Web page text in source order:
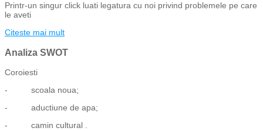
Printr-un singur click luati legatura cu noi privind problemele pe care
le aveti
Citeste mai mult
Analiza SWOT
Coroiesti
- scoala noua;
- aductiune de apa;
- camin cultural .